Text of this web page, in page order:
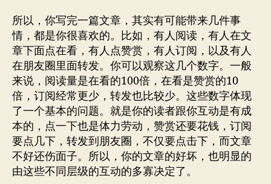
所以，你写完一篇文章，其实有可能带来几件事
情，都是你很喜欢的。比如，有人阅读，有人在文
章下面点在看，有人点赞赏，有人订阅，以及有人
在朋友圈里面转发。你可以观察这几个数字。一般
来说，阅读量是在看的100倍，在看是赞赏的10
倍，订阅经常更少，转发也比较少。这些数字体现
了一个基本的问题。就是你的读者跟你互动是有成
本的，点一下也是体力劳动，赞赏还要花钱，订阅
要点几下，转发到朋友圈，不仅要点击下，而文章
不好还伤面子。所以，你的文章的好坏，也明显的
由这些不同层级的互动的多寡决定了。